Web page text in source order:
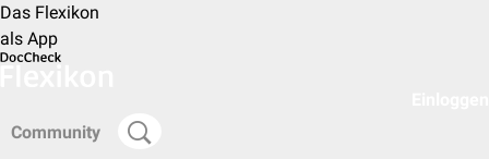
Das Flexikon
als App
Community